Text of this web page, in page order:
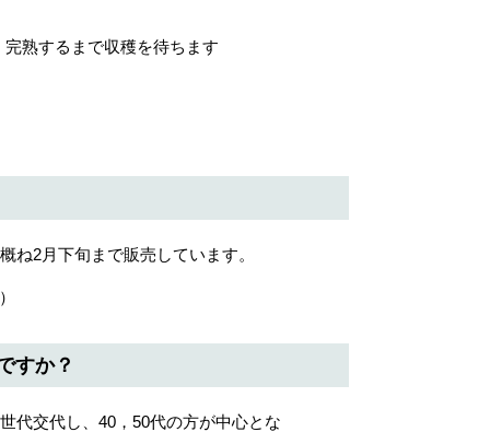
るまで収穫を待ちます
ね2月下旬まで販売しています。
すか？
代交代し、40，50代の方が中心とな